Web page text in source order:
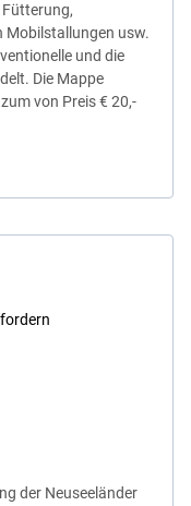
Mobilstallungen usw.
und die
Die Mappe
von Preis € 20,-
der Neuseeländer